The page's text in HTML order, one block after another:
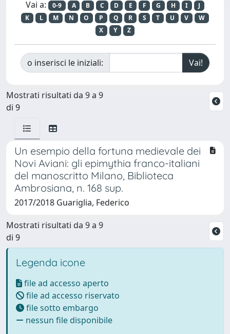
Vai a: 0-9 A B C D E F G H I
J
K
L M N O P Q R S T U V
W
X
Y Z
o inserisci le iniziali:
Mostrati risultati da 9 a 9
di 9
Un esempio della fortuna medievale dei
Novi Aviani: gli epimythia franco-italiani
del manoscritto Milano, Biblioteca
Ambrosiana, n. 168 sup.
2017/2018 Guariglia, Federico
Mostrati risultati da 9 a 9
di 9
Legenda icone
file ad accesso aperto
file ad accesso riservato
file sotto embargo
nessun file disponibile